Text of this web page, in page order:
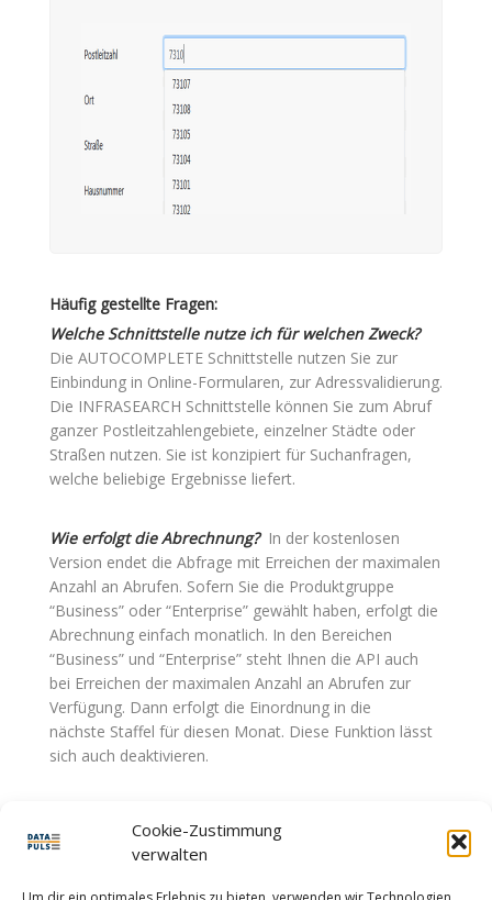
Cookie-Zustimmung
verwalten
Häufig gestellte Fragen:
Welche Schnittstelle nutze ich für welchen Zweck?
Die AUTOCOMPLETE Schnittstelle nutzen Sie zur
Einbindung in Online-Formularen, zur Adressvalidierung.
Die INFRASEARCH Schnittstelle können Sie zum Abruf
ganzer Postleitzahlengebiete, einzelner Städte oder
Straßen nutzen. Sie ist konzipiert für Suchanfragen,
welche beliebige Ergebnisse liefert.
Wie erfolgt die Abrechnung? In der kostenlosen
Version endet die Abfrage mit Erreichen der maximalen
Anzahl an Abrufen. Sofern Sie die Produktgruppe
“Business” oder “Enterprise” gewählt haben, erfolgt die
Abrechnung einfach monatlich. In den Bereichen
“Business” und “Enterprise” steht Ihnen die API auch
bei Erreichen der maximalen Anzahl an Abrufen zur
Verfügung. Dann erfolgt die Einordnung in die
nächste Staffel für diesen Monat. Diese Funktion lässt
sich auch deaktivieren.
finden diese im Kundenbereich.